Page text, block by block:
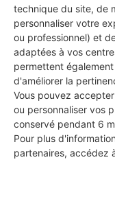
technique du site, de
personnaliser votre
ou professionnel) et
adaptées à vos
permettent
d'améliorer la
Vous pouvez
ou personnaliser vos
conservé pendant 6
Pour plus
partenaires, accédez